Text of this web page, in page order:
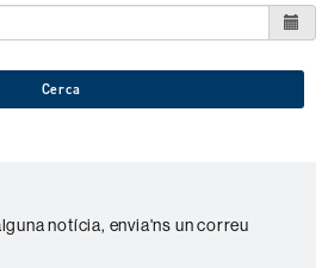
Cerca
notícia, envia'ns un correu